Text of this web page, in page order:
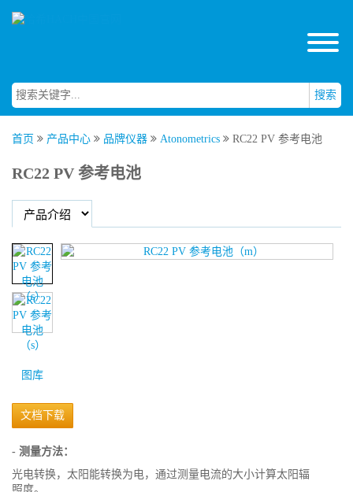
搜索
首页 产品中心 品牌仪器 Atonometrics RC22 PV 参考电池
RC22 PV 参考电池
图库
文档下载
- 测量方法：
光电转换，太阳能转换为电，通过测量电流的大小计算太阳辐
照度。